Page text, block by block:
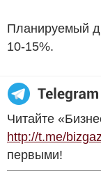
Планируемый
10-15%.
Читайте
http://t.me/bizgaz
первыми!